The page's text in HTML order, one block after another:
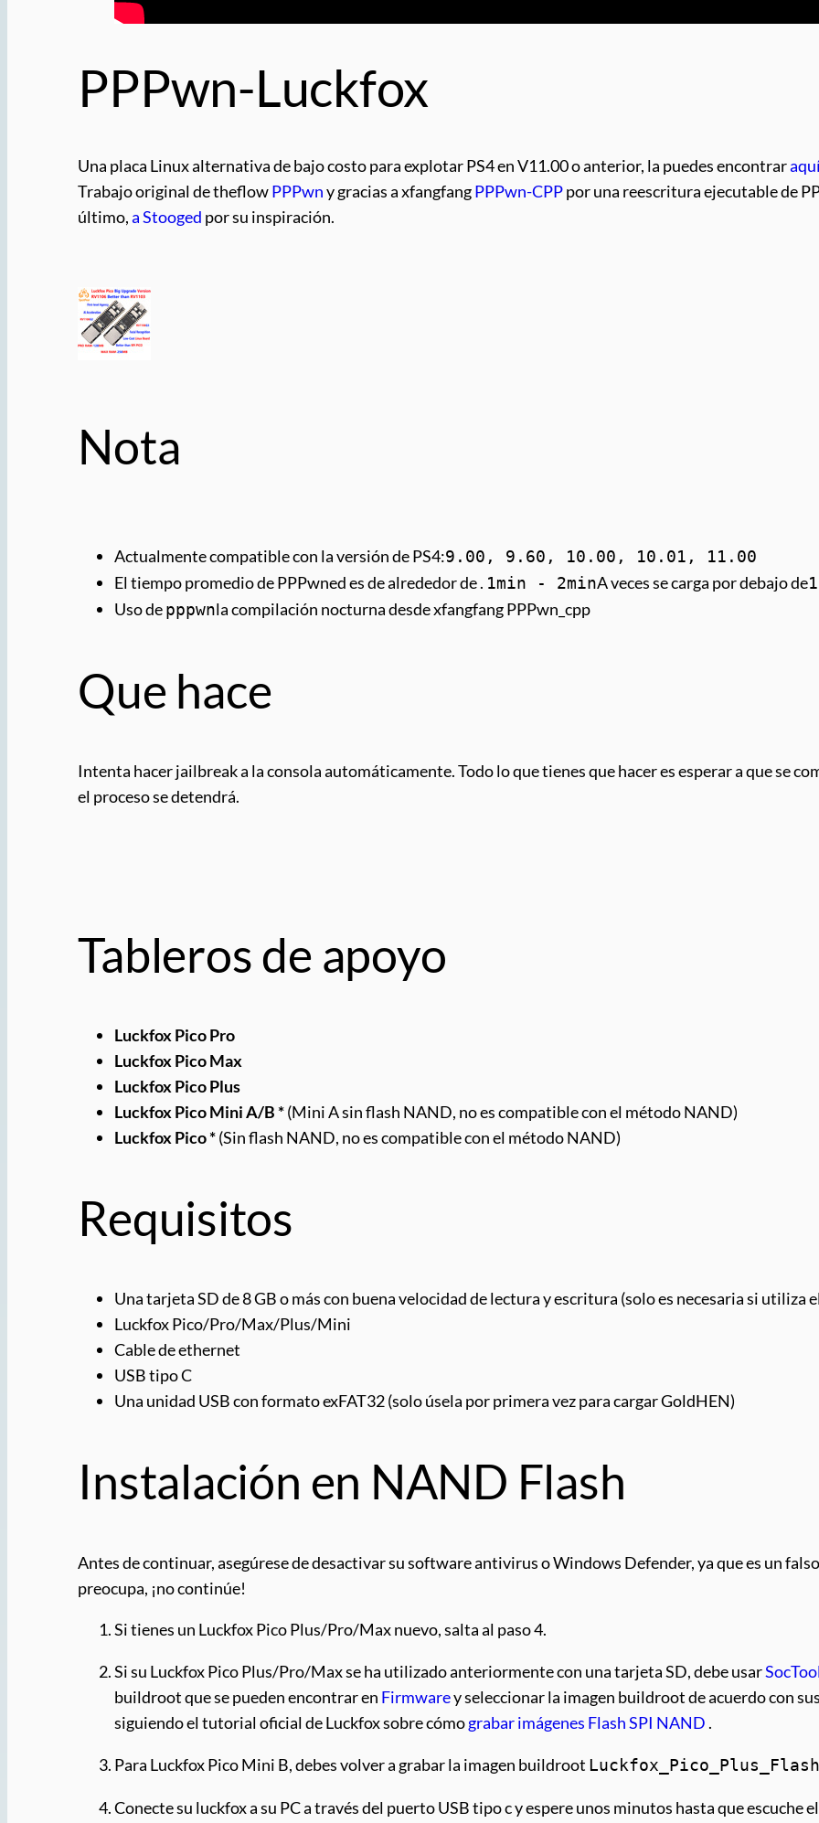
PPPwn-Luckfox
Una placa Linux alternativa de bajo costo para explotar PS4 en V11.00 o anterior, la puedes encontrar
Trabajo original de theflowPPPwny gracias a xfangfangPPPwn-CPPpor una reescritura ejecutable de
último,a Stooged por su inspiración.
Nota
Actualmente compatible con la versión de PS4:9.00, 9.60, 10.00, 10.01, 11.00
El tiempo promedio de PPPwned es de alrededor de . 1min - 2minA veces se carga por debajo de
Uso depppwnla compilación nocturna desde xfangfang PPPwn_cpp
Que hace
Intenta hacer jailbreak a la consola automáticamente. Todo lo que tienes que hacer es esperar a que se
el proceso se detendrá.
Tableros de apoyo
Luckfox Pico Pro
Luckfox Pico Max
Luckfox Pico Plus
Luckfox Pico Mini A/B *(Mini A sin flash NAND, no es compatible con el método NAND)
Luckfox Pico *(Sin flash NAND, no es compatible con el método NAND)
Requisitos
Una tarjeta SD de 8 GB o más con buena velocidad de lectura y escritura (solo es necesaria si utiliza
Luckfox Pico/Pro/Max/Plus/Mini
Cable de ethernet
USB tipo C
Una unidad USB con formato exFAT32 (solo úsela por primera vez para cargar GoldHEN)
Instalación en NAND Flash
Antes de continuar, asegúrese de desactivar su software antivirus o Windows Defender, ya que es un
preocupa, ¡no continúe!
Si tienes un Luckfox Pico Plus/Pro/Max nuevo, salta al paso 4.
Si su Luckfox Pico Plus/Pro/Max se ha utilizado anteriormente con una tarjeta SD, debe usar
buildroot que se pueden encontrar en Firmwarey seleccionar la imagen buildroot de acuerdo con
siguiendo el tutorial oficial de Luckfox sobre cómograbar imágenes Flash SPI NAND .
Para Luckfox Pico Mini B, debes volver a grabar la imagen buildroot
Conecte su luckfox a su PC a través del puerto USB tipo c y espere unos minutos hasta que escuche